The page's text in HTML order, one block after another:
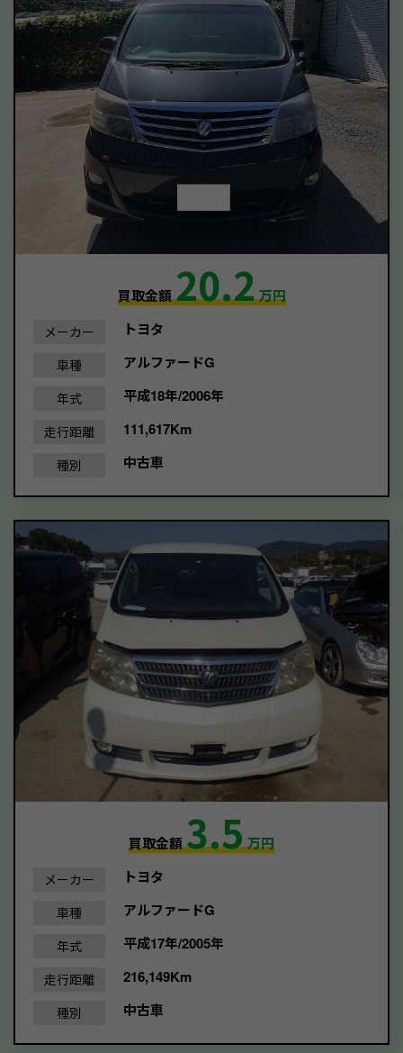
買取金額20.2万円
メーカー トヨタ
車種 アルファードG
年式 平成18年/2006年
走行距離 111,617Km
種別 中古車
買取金額3.5万円
メーカー トヨタ
車種 アルファードG
年式 平成17年/2005年
走行距離 216,149Km
種別 中古車